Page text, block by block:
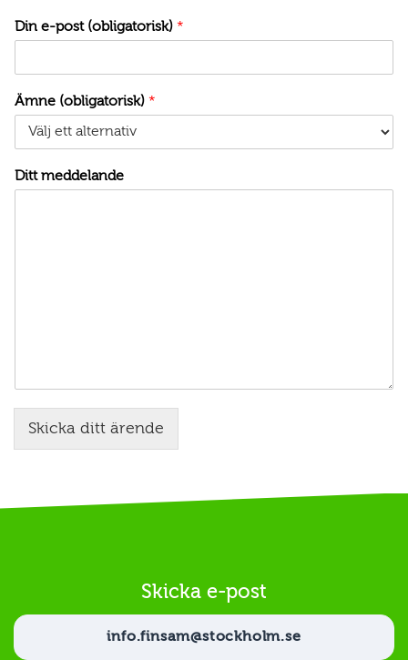
Din e-post (obligatorisk) *
Ämne (obligatorisk) *
Ditt meddelande
Skicka ditt ärende
Skicka e-post
info.finsam@stockholm.se